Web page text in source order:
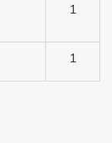
1
1